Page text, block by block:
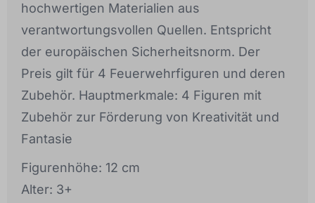
hochwertigen Materialien aus
verantwortungsvollen Quellen. Entspricht
der europäischen Sicherheitsnorm. Der
Preis gilt für 4 Feuerwehrfiguren und deren
Zubehör. Hauptmerkmale: 4 Figuren mit
Zubehör zur Förderung von Kreativität und
Fantasie
Figurenhöhe: 12 cm
Alter: 3+